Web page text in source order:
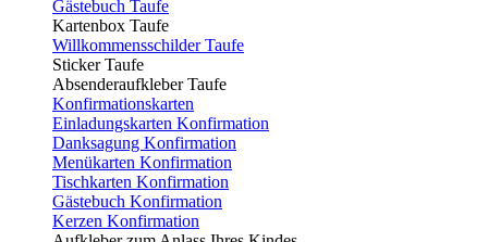
Gästebuch Taufe
Kartenbox Taufe
Willkommensschilder Taufe
Sticker Taufe
Absenderaufkleber Taufe
Konfirmationskarten
Einladungskarten Konfirmation
Danksagung Konfirmation
Menükarten Konfirmation
Tischkarten Konfirmation
Gästebuch Konfirmation
Kerzen Konfirmation